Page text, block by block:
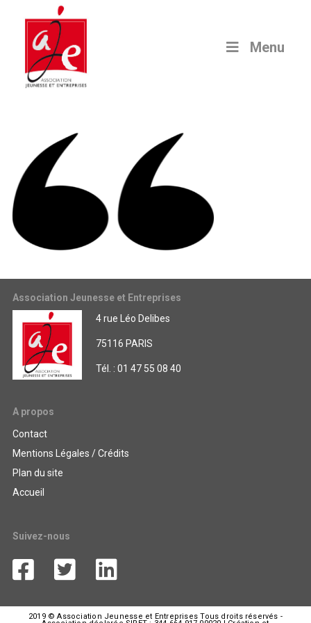
Menu
Association Jeunesse et Entreprises
4 rue Léo Delibes
75116 PARIS
Tél. : 01 47 55 08 40
A propos
Contact
Mentions Légales / Crédits
Plan du site
Accueil
Suivez-nous
2019 © Association Jeunesse et Entreprises Tous droits réservés -